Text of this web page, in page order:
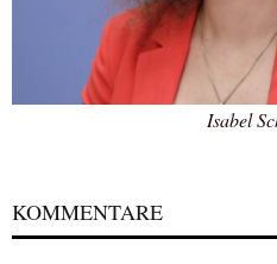
Isabel
KOMMENTARE